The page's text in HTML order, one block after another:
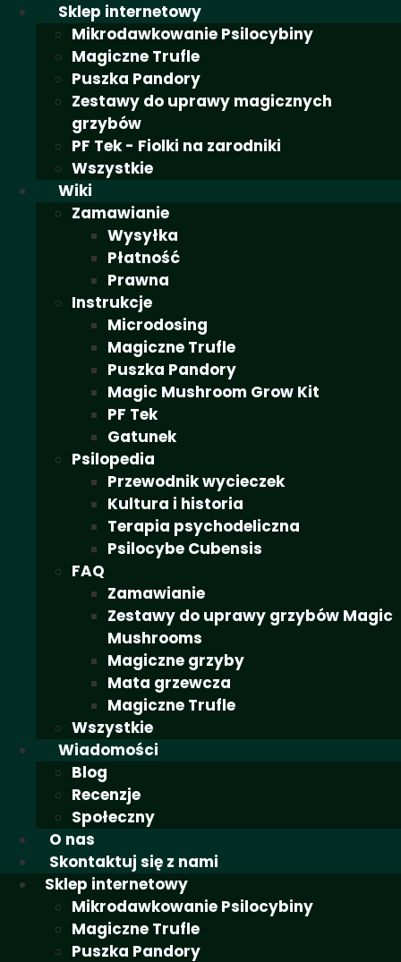
Sklep internetowy
Mikrodawkowanie Psilocybiny
Magiczne Trufle
Puszka Pandory
Zestawy do uprawy magicznych
grzybów
PF Tek - Fiolki na zarodniki
Wszystkie
Wiki
Zamawianie
Wysyłka
Płatność
Prawna
Instrukcje
Microdosing
Magiczne Trufle
Puszka Pandory
Magic Mushroom Grow Kit
PF Tek
Gatunek
Psilopedia
Przewodnik wycieczek
Kultura i historia
Terapia psychodeliczna
Psilocybe Cubensis
FAQ
Zamawianie
Zestawy do uprawy grzybów Magic
Mushrooms
Magiczne grzyby
Mata grzewcza
Magiczne Trufle
Wszystkie
Wiadomości
Blog
Recenzje
Społeczny
O nas
Skontaktuj się z nami
Sklep internetowy
Mikrodawkowanie Psilocybiny
Magiczne Trufle
Puszka Pandory